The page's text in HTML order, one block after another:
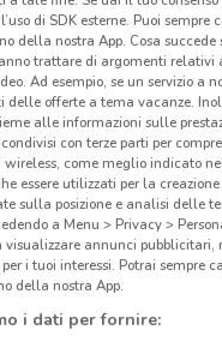
tua zona. Riprova più
di SDK esterne. Puoi sempre
della nostra App. Cosa
trattare di argomenti
Ad esempio, se un servizio a
offerte a tema vacanze.
alle informazioni sulle
condivisi con terze parti per
come meglio indicato
essere utilizzati per la
sulla posizione e analisi delle
a Menu > Privacy >
visualizzare annunci
i tuoi interessi. Potrai sempre
della nostra App.
i dati per fornire: